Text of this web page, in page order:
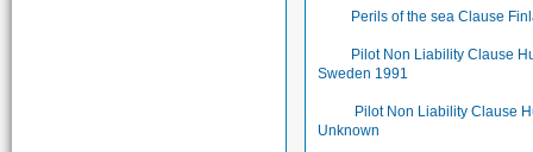
Perils of the sea Clause
Pilot Non Liability Clause
Sweden 1991
Pilot Non Liability Clause
Unknown